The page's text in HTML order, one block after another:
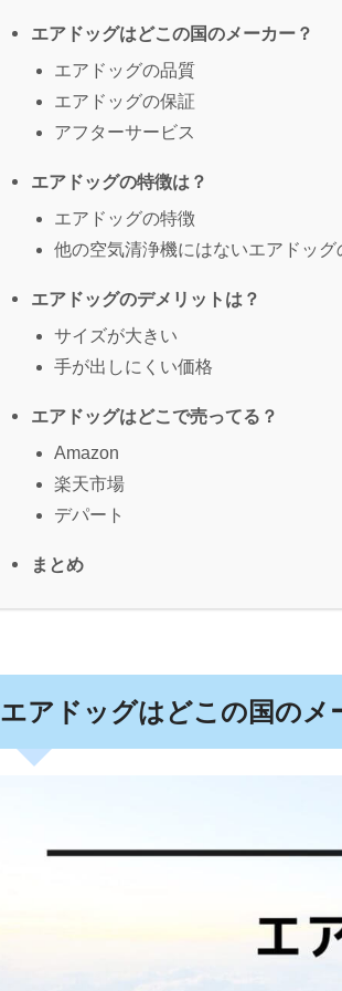
エアドッグはどこの国のメーカー？
エアドッグの品質
エアドッグの保証
アフターサービス
エアドッグの特徴は？
エアドッグの特徴
他の空気清浄機にはないエアドッグ
エアドッグのデメリットは？
サイズが大きい
手が出しにくい価格
エアドッグはどこで売ってる？
Amazon
楽天市場
デパート
まとめ
エアドッグはどこの国のメ